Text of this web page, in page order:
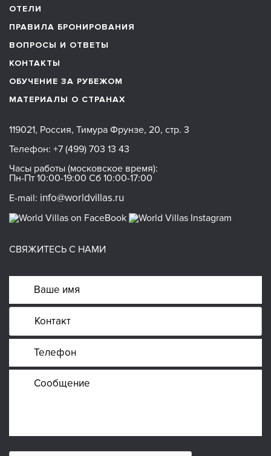
ОТЕЛИ
ПРАВИЛА БРОНИРОВАНИЯ
ВОПРОСЫ И ОТВЕТЫ
КОНТАКТЫ
ОБУЧЕНИЕ ЗА РУБЕЖОМ
МАТЕРИАЛЫ О СТРАНАХ
119021, Россия, Тимура Фрунзе, 20, стр. 3
Телефон: +7 (499) 703 13 43
Часы работы (московское время):
Пн-Пт 10:00-19:00 Сб 10:00-17:00
E-mail: info@worldvillas.ru
СВЯЖИТЕСЬ С НАМИ